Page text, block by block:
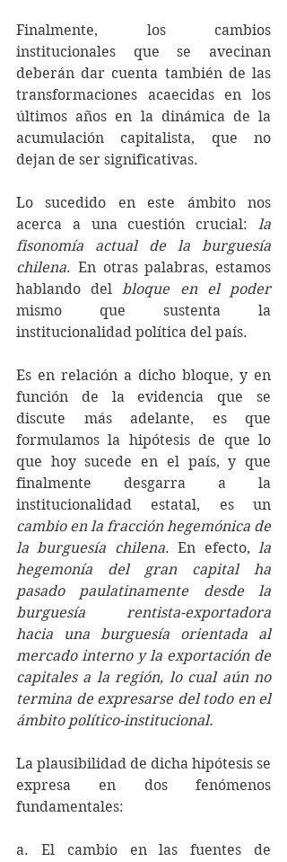
Finalmente, los cambios
institucionales que se avecinan
deberán dar cuenta también de las
transformaciones acaecidas en los
últimos años en la dinámica de la
acumulación capitalista, que no
dejan de ser significativas.
Lo sucedido en este ámbito nos
acerca a una cuestión crucial: la
fisonomía actual de la burguesía
chilena. En otras palabras, estamos
hablando del bloque en el poder
mismo que sustenta la
institucionalidad política del país.
Es en relación a dicho bloque, y en
función de la evidencia que se
discute más adelante, es que
formulamos la hipótesis de que lo
que hoy sucede en el país, y que
finalmente desgarra a la
cambio en la fracción hegemónica de
la burguesía chilena. En efecto, la
hegemonía del gran capital ha
pasado paulatinamente desde la
burguesía rentista-exportadora
hacia una burguesía orientada al
mercado interno y la exportación de
capitales a la región, lo cual aún no
termina de expresarse del todo en el
ámbito político-institucional.
La plausibilidad de dicha hipótesis se
expresa en dos fenómenos
fundamentales:
a. El cambio en las fuentes de